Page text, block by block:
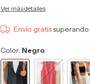
Ver más detalles
Envío gratis
Color: Negro